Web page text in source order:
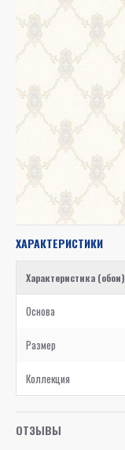
ХАРАКТЕРИСТИКИ
Характеристика (обои)
Основа
Размер
Коллекция
ОТЗЫВЫ